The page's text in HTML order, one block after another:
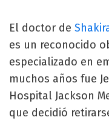
El doctor de
es un reconocido
especializado en
muchos años fue
Hospital Jackson
que decidió